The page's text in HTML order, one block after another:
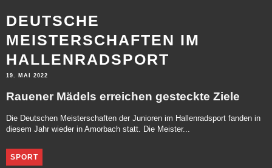
DEUTSCHE
MEISTERSCHAFTEN IM
HALLENRADSPORT
19. MAI 2022
Rauener Mädels erreichen gesteckte Ziele
Die Deutschen Meisterschaften der Junioren im Hallenradsport fanden in
diesem Jahr wieder in Amorbach statt. Die Meister...
SPORT